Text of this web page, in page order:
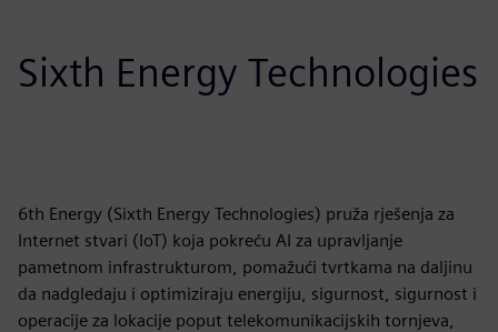
Sixth Energy Technologies
6th Energy (Sixth Energy Technologies) pruža rješenja za
Internet stvari (IoT) koja pokreću AI za upravljanje
pametnom infrastrukturom, pomažući tvrtkama na daljinu
da nadgledaju i optimiziraju energiju, sigurnost, sigurnost i
operacije za lokacije poput telekomunikacijskih tornjeva,